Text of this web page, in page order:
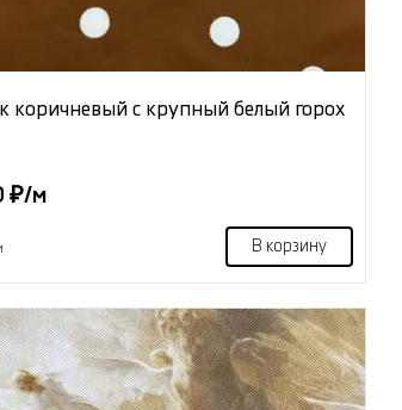
коричневый с крупный белый горох
₽/м
В корзину